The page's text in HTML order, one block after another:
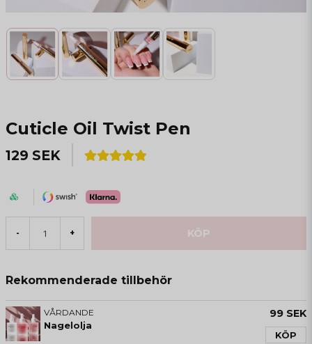
Cuticle Oil Twist Pen
129 SEK
- + KÖP
Rekommenderade tillbehör
VÅRDANDE
Nagelolja
99 SEK
KÖP